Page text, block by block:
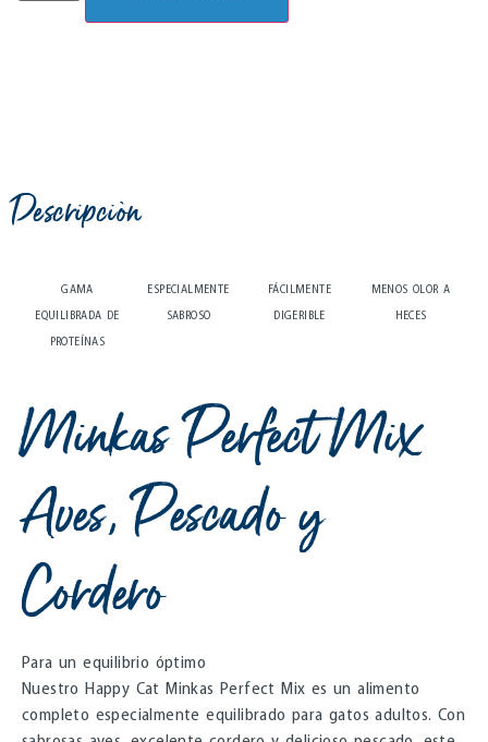
Descripciòn
GAMA
EQUILIBRADA DE
PROTEÍNAS
ESPECIALMENTE
SABROSO
FÁCILMENTE
DIGERIBLE
MENOS OLOR A
HECES
Minkas Perfect Mix
Aves, Pescado y
Cordero
Para un equilibrio óptimo
Nuestro Happy Cat Minkas Perfect Mix es un alimento
completo especialmente equilibrado para gatos adultos. Con